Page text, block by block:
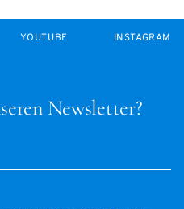
Newsletter?
YOUTUBE INSTAGRAM